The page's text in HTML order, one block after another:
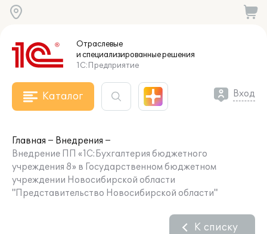
Отраслевые
и специализированныерешения
1С:Предприятие
Каталог Вход
Главная
Внедрения
Внедрение ПП «1С:Бухгалтерия бюджетного
учреждения 8» в Государственном бюджетном
учреждении Новосибирской области
"Представительство Новосибирской области"
К списку